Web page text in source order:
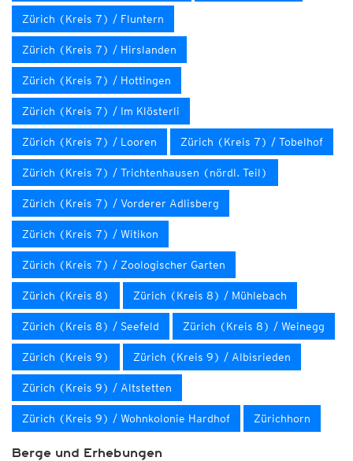
Zürich (Kreis 7) / Fluntern
Zürich (Kreis 7) / Hirslanden
Zürich (Kreis 7) / Hottingen
Zürich (Kreis 7) / Im Klösterli
Zürich (Kreis 7) / Looren Zürich (Kreis 7) / Tobelhof
Zürich (Kreis 7) / Trichtenhausen (nördl. Teil)
Zürich (Kreis 7) / Vorderer Adlisberg
Zürich (Kreis 7) / Witikon
Zürich (Kreis 7) / Zoologischer Garten
Zürich (Kreis 8) Zürich (Kreis 8) / Mühlebach
Zürich (Kreis 8) / Seefeld Zürich (Kreis 8) / Weinegg
Zürich (Kreis 9) Zürich (Kreis 9) / Albisrieden
Zürich (Kreis 9) / Altstetten
Zürich (Kreis 9) / Wohnkolonie Hardhof Zürichhorn
Berge und Erhebungen